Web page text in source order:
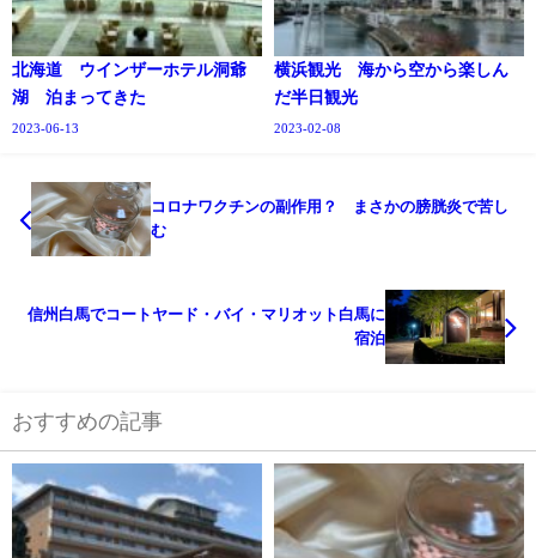
北海道 ウインザーホテル洞爺
湖 泊まってきた
2023-06-13
横浜観光 海から空から楽しん
だ半日観光
2023-02-08
コロナワクチンの副作用？ まさかの膀胱炎で苦し
む
信州白馬でコートヤード・バイ・マリオット白馬に
宿泊
おすすめの記事